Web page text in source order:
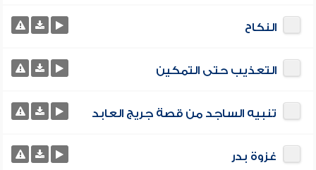
النكاح
التعذيب حتى التمكين
تنبيه الساجد من قصة جريج العابد
غزوة بدر